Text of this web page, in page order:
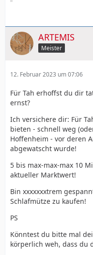
ARTEMIS
Meister
12. Februar 2023 um 07:06
Für Tah erhoffst du dir
ernst?
Ich versichere dir: Für
bieten - schnell weg
Hoffenheim - vor deren
abgewatscht wurde!
5 bis max-max-max 10
aktueller Marktwert!
Bin xxxxxxxtrem
Schlafmütze zu kaufen!
PS
Könntest du bitte mal
körperlich weh, dass du